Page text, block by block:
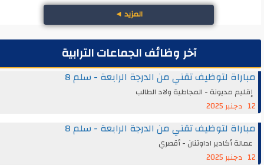
المزيد◄
آخر وظائف الجماعات الترابية
مباراة لتوظيف تقني من الدرجة الرابعة - سلم 8
إقليم مديونة - المجاطية ولاد الطالب
12 دجنبر 2025
مباراة لتوظيف تقني من الدرجة الرابعة - سلم 8
عمالة أكادير اداوتنان - أقصري
12 دجنبر 2025